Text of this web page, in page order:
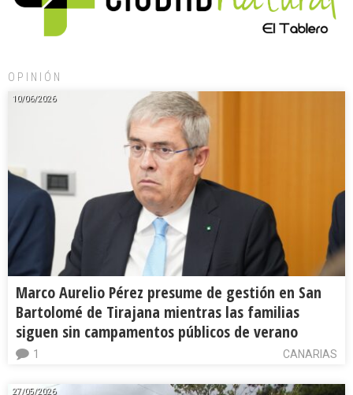
OPINIÓN
10/06/2026
Marco Aurelio Pérez presume de gestión en San
Bartolomé de Tirajana mientras las familias
siguen sin campamentos públicos de verano
CANARIAS
1
27/05/2026